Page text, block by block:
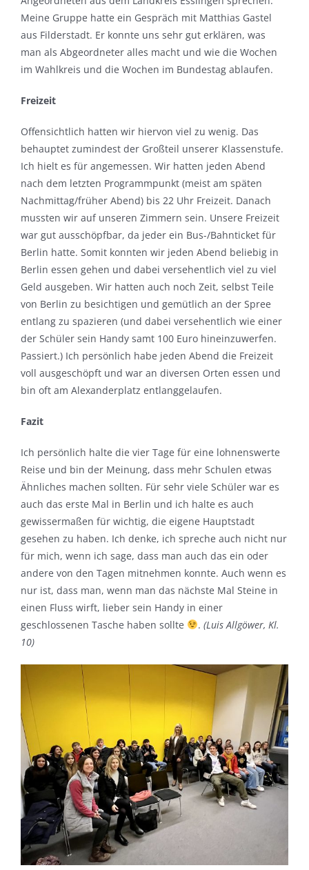
Meine Gruppe hatte ein Gespräch mit Matthias Gastel
aus Filderstadt. Er konnte uns sehr gut erklären, was
man als Abgeordneter alles macht und wie die Wochen
im Wahlkreis und die Wochen im Bundestag ablaufen.
Freizeit
Offensichtlich hatten wir hiervon viel zu wenig. Das
behauptet zumindest der Großteil unserer Klassenstufe.
Ich hielt es für angemessen. Wir hatten jeden Abend
nach dem letzten Programmpunkt (meist am späten
Nachmittag/früher Abend) bis 22 Uhr Freizeit. Danach
mussten wir auf unseren Zimmern sein. Unsere Freizeit
war gut ausschöpfbar, da jeder ein Bus-/Bahnticket für
Berlin hatte. Somit konnten wir jeden Abend beliebig in
Berlin essen gehen und dabei versehentlich viel zu viel
Geld ausgeben. Wir hatten auch noch Zeit, selbst Teile
von Berlin zu besichtigen und gemütlich an der Spree
entlang zu spazieren (und dabei versehentlich wie einer
der Schüler sein Handy samt 100 Euro hineinzuwerfen.
Passiert.) Ich persönlich habe jeden Abend die Freizeit
voll ausgeschöpft und war an diversen Orten essen und
bin oft am Alexanderplatz entlanggelaufen.
Fazit
Ich persönlich halte die vier Tage für eine lohnenswerte
Reise und bin der Meinung, dass mehr Schulen etwas
Ähnliches machen sollten. Für sehr viele Schüler war es
auch das erste Mal in Berlin und ich halte es auch
gewissermaßen für wichtig, die eigene Hauptstadt
gesehen zu haben. Ich denke, ich spreche auch nicht nur
für mich, wenn ich sage, dass man auch das ein oder
andere von den Tagen mitnehmen konnte. Auch wenn es
nur ist, dass man, wenn man das nächste Mal Steine in
einen Fluss wirft, lieber sein Handy in einer
geschlossenen Tasche haben sollte
. (Luis Allgöwer, Kl.
10)